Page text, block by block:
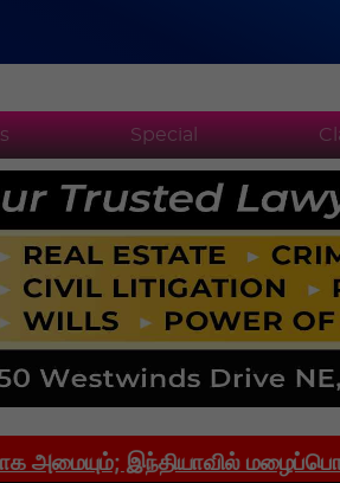
Special
இந்தியாவில் மழைப்பொழிவு